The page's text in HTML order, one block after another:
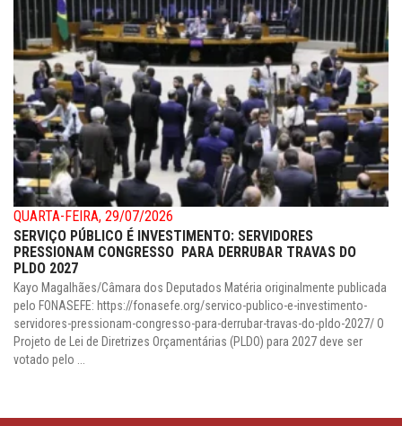
QUARTA-FEIRA, 29/07/2026
SERVIÇO PÚBLICO É INVESTIMENTO: SERVIDORES
PRESSIONAM CONGRESSO PARA DERRUBAR TRAVAS DO
PLDO 2027
Kayo Magalhães/Câmara dos Deputados Matéria originalmente publicada
pelo FONASEFE: https://fonasefe.org/servico-publico-e-investimento-
servidores-pressionam-congresso-para-derrubar-travas-do-pldo-2027/ O
Projeto de Lei de Diretrizes Orçamentárias (PLDO) para 2027 deve ser
votado pelo ...
Setor de Diversões Sul (SDS)